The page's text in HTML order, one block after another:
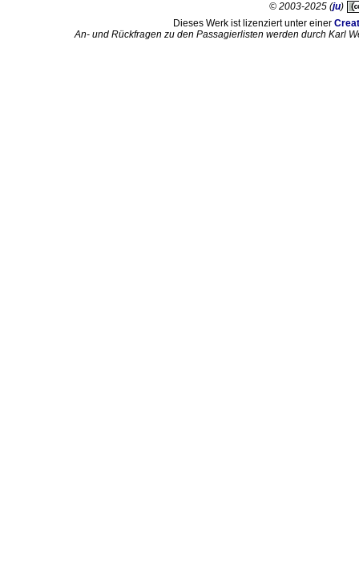
© 2003-2025 (ju)
Dieses Werk ist lizenziert unter einer
An- und Rückfragen zu den Passagierlisten werden durch Karl